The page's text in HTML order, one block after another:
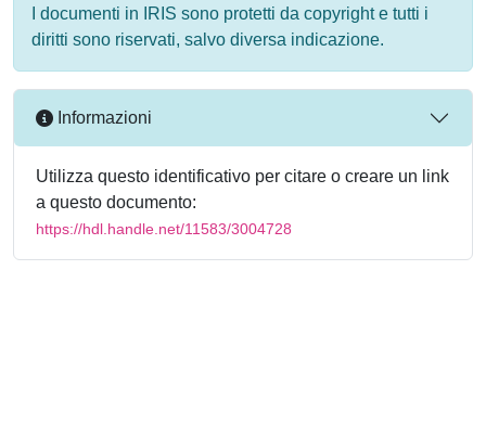
I documenti in IRIS sono protetti da copyright e tutti i
diritti sono riservati, salvo diversa indicazione.
Informazioni
Utilizza questo identificativo per citare o creare un link
a questo documento:
https://hdl.handle.net/11583/3004728